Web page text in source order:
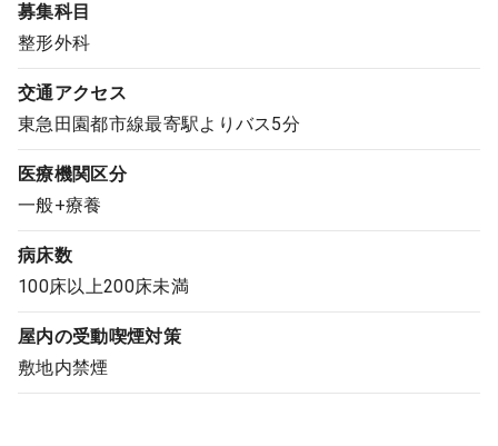
転職ノウハウ
受付時間 9:00 ～ 18:00（平日）
0120-337-613
クリニック開業
お問合せ
採用をお考えの医療機関の方
募集科目
整形外科
交通アクセス
東急田園都市線最寄駅よりバス5分
医療機関区分
一般+療養
病床数
100床以上200床未満
屋内の受動喫煙対策
敷地内禁煙